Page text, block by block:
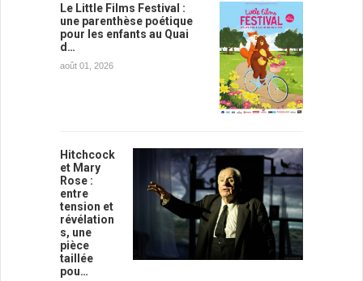
Le Little Films Festival :
une parenthèse poétique
pour les enfants au Quai
d…
août 01, 2026
Hitchcock
et Mary
Rose :
entre
tension et
révélation
s, une
pièce
taillée
pou…